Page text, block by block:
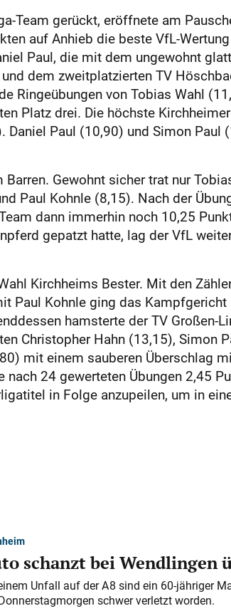
Team gerückt, eröffnete am
auf Anhieb die beste VfL-
Paul, die mit dem ungewohnt
dem zweitplatzierten TV
Ringeübungen von Tobias Wahl
Platz drei. Die höchste
Paul (10,90) und Simon Paul
Gewohnt sicher trat nur
Paul Kohnle (8,15). Nach der
dann immerhin noch 10,25
gepatzt hatte, lag der VfL
Kirchheims Bester. Mit den
Paul Kohnle ging das Kampfgericht
hamsterte der TV Großen-
Christopher Hahn (13,15), Simon
mit einem sauberen Überschlag
24 gewerteten Übungen 2,45
in Folge anzupeilen, um in
schanzt bei Wendlingen
Unfall auf der A 8 sind ein 60-jähriger
schwer verletzt worden.